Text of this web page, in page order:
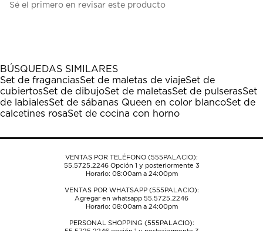
para
1
estrella
Esta
acción
abrirá
el
de
para
estrellas.
Esta
acción
abrirá
el
de
para
estrellas.
Esta
acción
abrirá
el
de
para
estrellas.
Esta
acción
abrirá
el
de
para
estrellas.
Esta
acción
abrirá
el
de
Sé el primero en revisar este producto
BÚSQUEDAS SIMILARES
Set de fraganciasSet de maletas de viajeSet de
cubiertosSet de dibujoSet de maletasSet de pulserasSet
de labialesSet de sábanas Queen en color blancoSet de
calcetines rosaSet de cocina con horno
VENTAS POR TELÉFONO (555PALACIO):
55.5725.2246Opción 1 y posteriormente 3
Horario: 08:00am a 24:00pm
VENTAS POR WHATSAPP (555PALACIO):
Agregar en whatsapp 55.5725.2246
Horario: 08:00am a 24:00pm
PERSONAL SHOPPING (555PALACIO):